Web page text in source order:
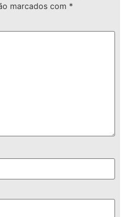
marcados com *